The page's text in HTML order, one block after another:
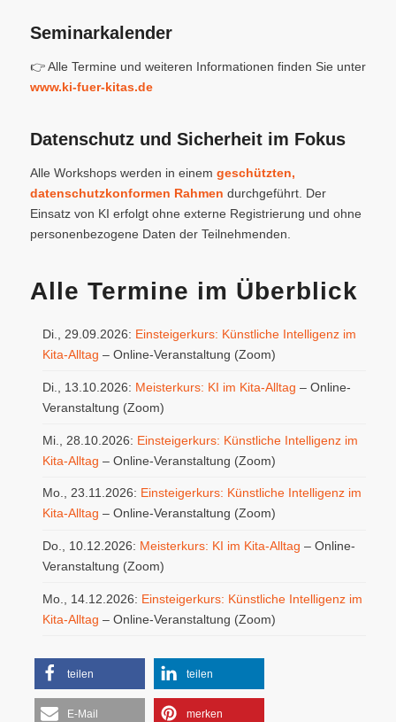
Seminarkalender
👉 Alle Termine und weiteren Informationen finden Sie unter
www.ki-fuer-kitas.de
Datenschutz und Sicherheit im Fokus
Alle Workshops werden in einem geschützten,
datenschutzkonformen Rahmen durchgeführt. Der
Einsatz von KI erfolgt ohne externe Registrierung und ohne
personenbezogene Daten der Teilnehmenden.
Alle Termine im Überblick
Di., 29.09.2026: Einsteigerkurs: Künstliche Intelligenz im
Kita-Alltag – Online-Veranstaltung (Zoom)
Di., 13.10.2026: Meisterkurs: KI im Kita-Alltag – Online-
Veranstaltung (Zoom)
Mi., 28.10.2026: Einsteigerkurs: Künstliche Intelligenz im
Kita-Alltag – Online-Veranstaltung (Zoom)
Mo., 23.11.2026: Einsteigerkurs: Künstliche Intelligenz im
Kita-Alltag – Online-Veranstaltung (Zoom)
Do., 10.12.2026: Meisterkurs: KI im Kita-Alltag – Online-
Veranstaltung (Zoom)
Mo., 14.12.2026: Einsteigerkurs: Künstliche Intelligenz im
Kita-Alltag – Online-Veranstaltung (Zoom)
teilen teilen
E-Mail merken